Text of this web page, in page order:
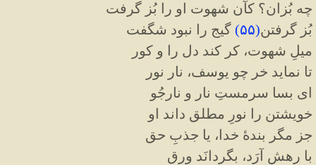
چه بُزان؟ کآن شهوت او را بُز گرفت
بُز گرفتن(۵۵) گیج را نبود شگفت
میلِ شهوت، کر کند دل را و کور
تا نماید خر چو یوسف، نار نور
ای بسا سرمستِ نار و نارجُو
خویشتن را نورِ مطلق داند او
جز مگر بندهٔ خدا، یا جذبِ حق
با رهش آرَد، بگردانَد ورق